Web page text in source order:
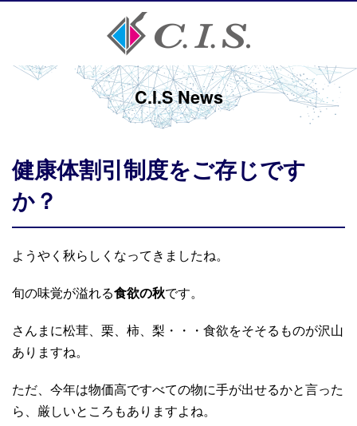
C.I.S News
健康体割引制度をご存じです
か？
ようやく秋らしくなってきましたね。
旬の味覚が溢れる食欲の秋です。
さんまに松茸、栗、柿、梨・・・食欲をそそるものが沢山
ありますね。
ただ、今年は物価高ですべての物に手が出せるかと言った
ら、厳しいところもありますよね。